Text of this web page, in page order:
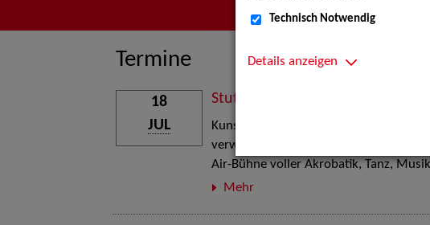
Termine
Stuttgart Street Art
Kunst, Live-Acts und Aktionen für
verwandelt den Schlossplatz am 18.
Air-Bühne voller Akrobatik, Tanz,
Mehr
18
JUL
Technisch Notwendig
Details anzeigen